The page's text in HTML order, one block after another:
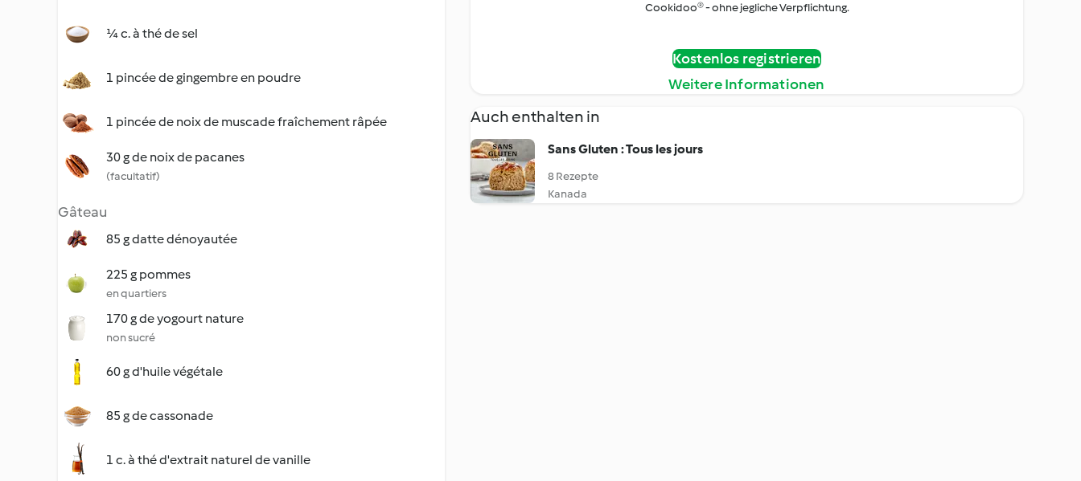
¼ c. à thé de sel
1 pincée de gingembre en poudre
1 pincée de noix de muscade fraîchement râpée
30 g de noix de pacanes
(facultatif)
Gâteau
85 g datte dénoyautée
225 g pommes
en quartiers
170 g de yogourt nature
non sucré
60 g d'huile végétale
85 g de cassonade
1 c. à thé d'extrait naturel de vanille
Cookidoo® - ohne jegliche Verpflichtung.
Kostenlos registrieren
Weitere Informationen
Auch enthalten in
Sans Gluten : Tous les jours
8 Rezepte
Kanada